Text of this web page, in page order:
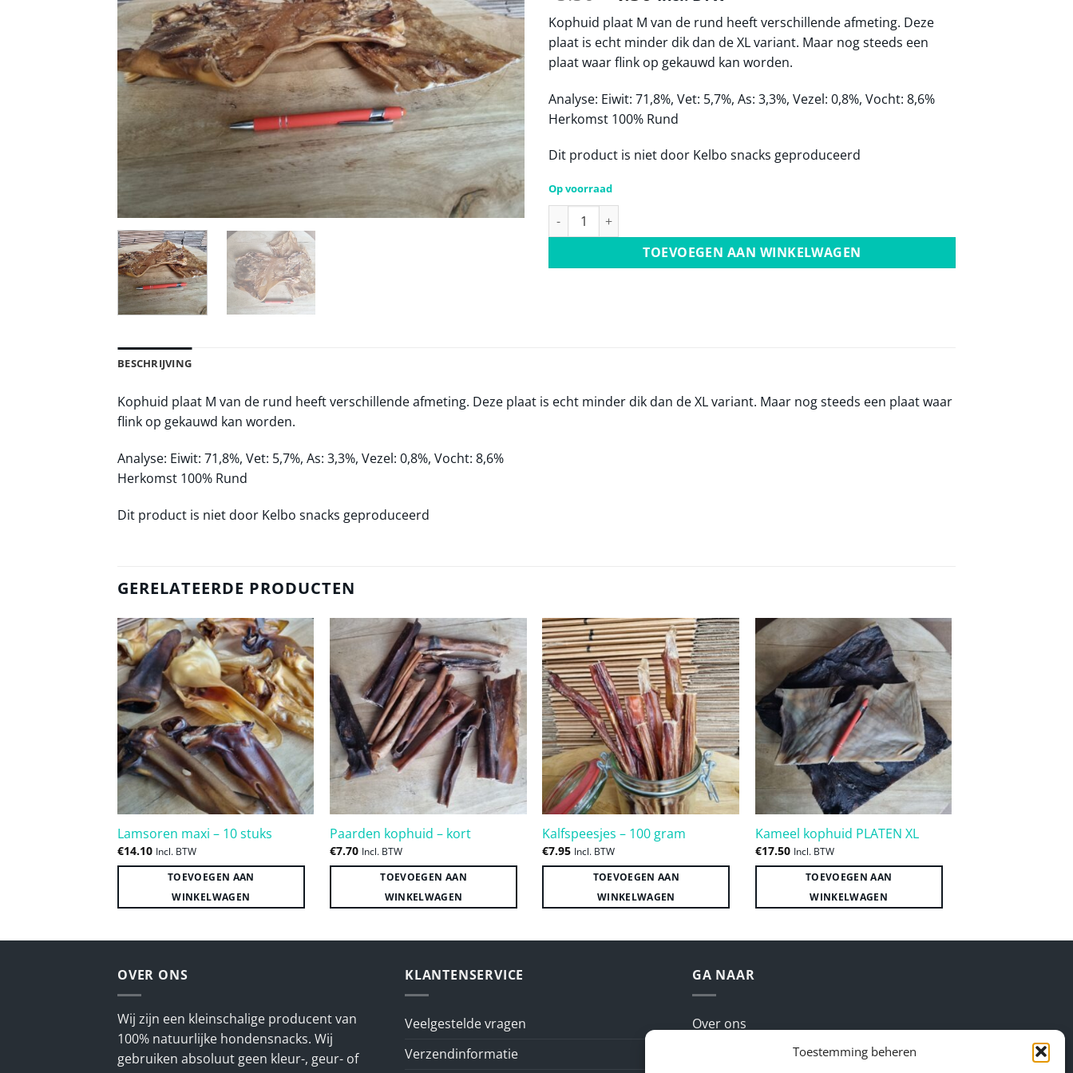
Toestemming beheren
prijs
was:
€5.50.
prijs
is:
€4.50.
Kophuid plaat M van de rund heeft verschillende afmeting. Deze
plaat is echt minder dik dan de XL variant. Maar nog steeds een
plaat waar flink op gekauwd kan worden.
Analyse: Eiwit: 71,8%, Vet: 5,7%, As: 3,3%, Vezel: 0,8%, Vocht: 8,6%
Herkomst 100% Rund
Dit product is niet door Kelbo snacks geproduceerd
Op voorraad
Rund kophuid PLAAT M aantal
TOEVOEGEN AAN WINKELWAGEN
BESCHRIJVING
Kophuid plaat M van de rund heeft verschillende afmeting. Deze plaat is echt minder dik dan de XL variant. Maar nog steeds een plaat waar
flink op gekauwd kan worden.
Analyse: Eiwit: 71,8%, Vet: 5,7%, As: 3,3%, Vezel: 0,8%, Vocht: 8,6%
Herkomst 100% Rund
Dit product is niet door Kelbo snacks geproduceerd
GERELATEERDE PRODUCTEN
Toevoegen
aan
verlanglijst
Lamsoren maxi – 10 stuks
€14.10 Incl. BTW
TOEVOEGEN AAN
WINKELWAGEN
Toevoegen
aan
verlanglijst
Paarden kophuid – kort
€7.70 Incl. BTW
TOEVOEGEN AAN
WINKELWAGEN
Toevoegen
aan
verlanglijst
Kalfspeesjes – 100 gram
€7.95 Incl. BTW
TOEVOEGEN AAN
WINKELWAGEN
Toevoegen
aan
verlanglijst
Kameel kophuid PLATEN XL
€17.50 Incl. BTW
TOEVOEGEN AAN
WINKELWAGEN
OVER ONS
Wij zijn een kleinschalige producent van
100% natuurlijke hondensnacks. Wij
gebruiken absoluut geen kleur-, geur- of
KLANTENSERVICE
Veelgestelde vragen
Verzendinformatie
GA NAAR
Over ons